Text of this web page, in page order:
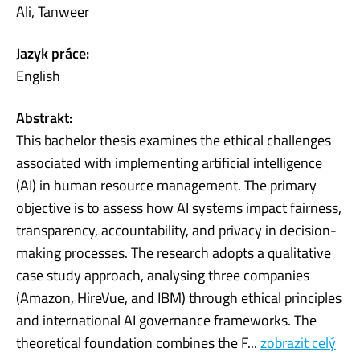
Ali, Tanweer
Jazyk práce:
English
Abstrakt:
This bachelor thesis examines the ethical challenges
associated with implementing artificial intelligence
(AI) in human resource management. The primary
objective is to assess how AI systems impact fairness,
transparency, accountability, and privacy in decision-
making processes. The research adopts a qualitative
case study approach, analysing three companies
(Amazon, HireVue, and IBM) through ethical principles
and international AI governance frameworks. The
theoretical foundation combines the F...zobrazit celý